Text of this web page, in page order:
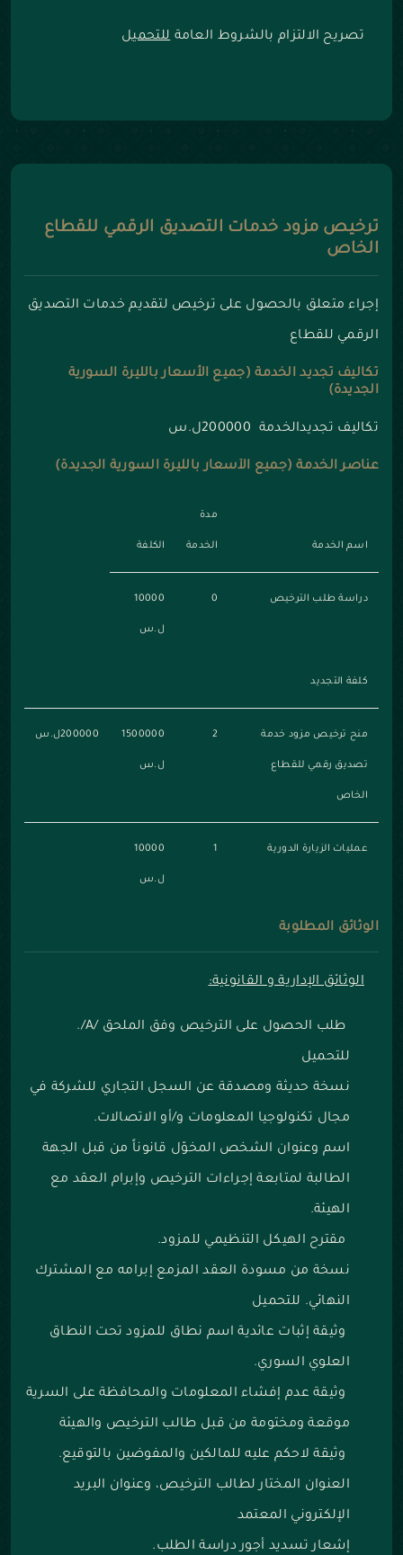
تصريح الالتزام بالشروط العامةللتحميل
ترخيص مزود خدمات التصديق الرقمي للقطاع
الخاص
إجراء متعلق بالحصول على ترخيص لتقديم خدمات التصديق
الرقمي للقطاع
تكاليف تجديد الخدمة (جميع الأسعار بالليرة السورية
الجديدة)
تكاليف تجديدالخدمة 200000ل.س
عناصر الخدمة (جميع الأسعار بالليرة السورية الجديدة)
اسم الخدمة
مدة
الخدمة الكلفة
دراسة طلب الترخيص 0
10000
ل.س
كلفة التجديد
منح ترخيص مزود خدمة
تصديق رقمي للقطاع
الخاص
2
1500000
ل.س
200000ل.س
عمليات الزيارة الدورية 1
10000
ل.س
الوثائق المطلوبة
الوثائق الإدارية و القانونية:
طلب الحصول على الترخيص وفق الملحق /A/.
للتحميل
نسخة حديثة ومصدقة عن السجل التجاري للشركة في
مجال تكنولوجيا المعلومات و/أو الاتصالات.
اسم وعنوان الشخص المخوّل قانوناً من قبل الجهة
الطالبة لمتابعة إجراءات الترخيص وإبرام العقد مع
الهيئة.
مقترح الهيكل التنظيمي للمزود.
نسخة من مسودة العقد المزمع إبرامه مع المشترك
النهائي. للتحميل
وثيقة إثبات عائدية اسم نطاق للمزود تحت النطاق
العلوي السوري.
وثيقة عدم إفشاء المعلومات والمحافظة على السرية
موقعة ومختومة من قبل طالب الترخيص والهيئة
وثيقة لاحكم عليه للمالكين والمفوضين بالتوقيع.
العنوان المختار لطالب الترخيص، وعنوان البريد
الإلكتروني المعتمد
‌إشعار تسديد أجور دراسة الطلب.